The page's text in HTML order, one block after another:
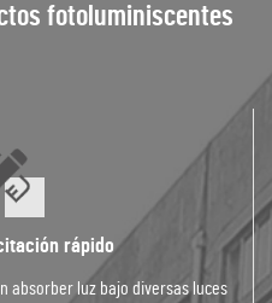
fotoluminiscentes
rápido
absorber luz bajo diversas luces